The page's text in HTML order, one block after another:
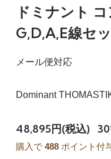
ドミナント
G,D,A,E線セ
メール便対応
Dominant
48,895円(税込)
購入で 488ポイント付